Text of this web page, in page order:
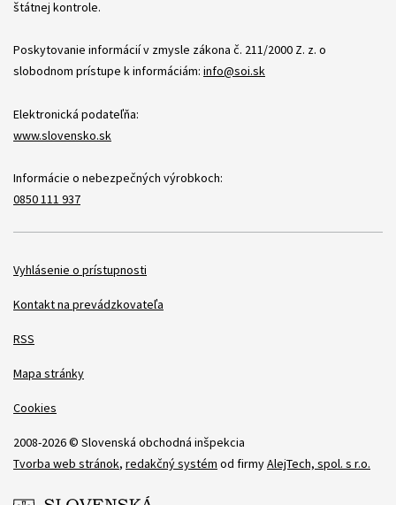
štátnej kontrole.
Poskytovanie informácií v zmysle zákona č. 211/2000 Z. z. o
slobodnom prístupe k informáciám: info@soi.sk
Elektronická podateľňa:
www.slovensko.sk
Informácie o nebezpečných výrobkoch:
0850 111 937
Položky
Vyhlásenie o prístupnosti
Kontakt na prevádzkovateľa
RSS
Mapa stránky
Cookies
2008-2026 © Slovenská obchodná inšpekcia
Tvorba web stránok, redakčný systém od firmyAlejTech, spol. s r.o.